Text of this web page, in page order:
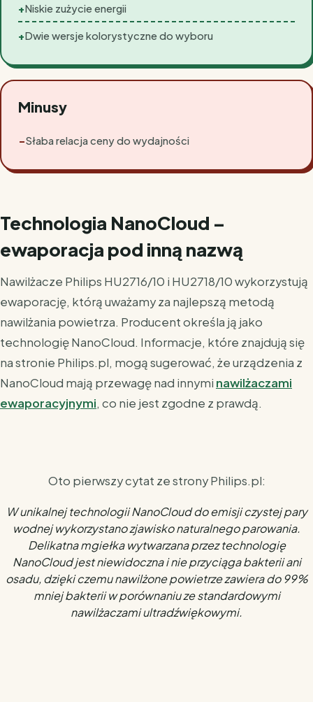
+Niskie zużycie energii
+Dwie wersje kolorystyczne do wyboru
Minusy
−Słaba relacja ceny do wydajności
Technologia NanoCloud –
ewaporacja pod inną nazwą
Nawilżacze Philips HU2716/10 i HU2718/10 wykorzystują
ewaporację, którą uważamy za najlepszą metodą
nawilżania powietrza. Producent określa ją jako
technologię NanoCloud. Informacje, które znajdują się
na stronie Philips.pl, mogą sugerować, że urządzenia z
NanoCloud mają przewagę nad innymi nawilżaczami
ewaporacyjnymi, co nie jest zgodne z prawdą.
Oto pierwszy cytat ze strony Philips.pl:
W unikalnej technologii NanoCloud do emisji czystej pary
wodnej wykorzystano zjawisko naturalnego parowania.
Delikatna mgiełka wytwarzana przez technologię
NanoCloud jest niewidoczna i nie przyciąga bakterii ani
osadu, dzięki czemu nawilżone powietrze zawiera do 99%
mniej bakterii w porównaniu ze standardowymi
nawilżaczami ultradźwiękowymi.